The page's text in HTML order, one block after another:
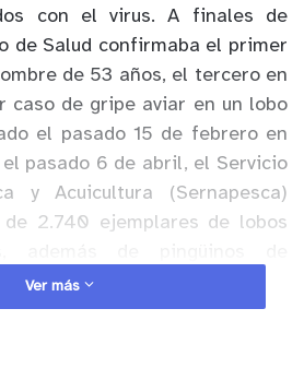
con el virus. A finales de
de Salud confirmaba el primer
de 53 años, el tercero en
caso de gripe aviar en un lobo
el pasado 15 de febrero en
pasado 6 de abril, el Servicio
y Acuicultura (Sernapesca)
2.740 ejemplares de lobos
y una marsopa, que han
las costas de nuestro país.
Ver más